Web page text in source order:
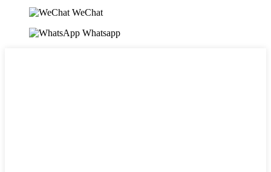
WeChat
Whatsapp